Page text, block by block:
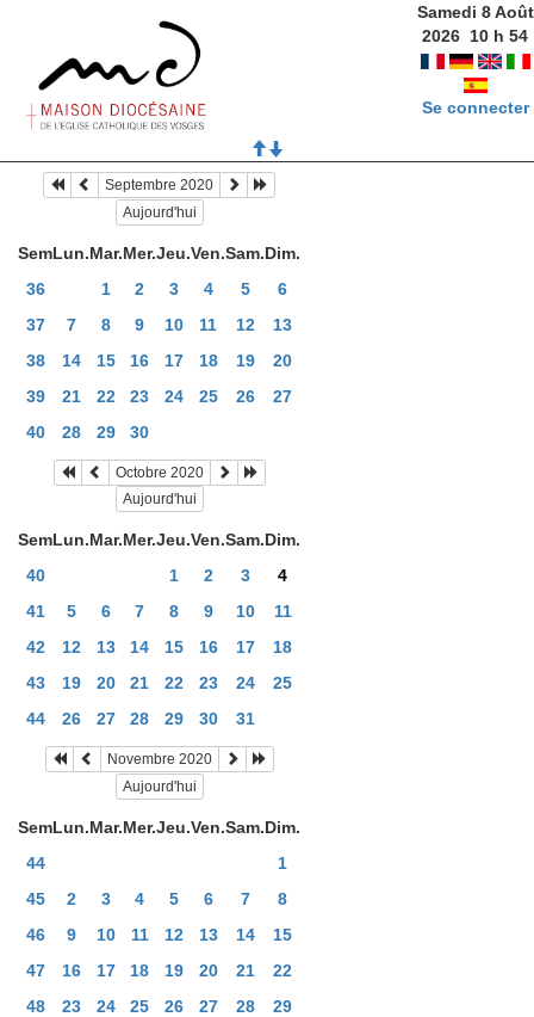
Samedi 8 Août
2026 10 h54
Se connecter
Septembre 2020
Aujourd'hui
SemLun.Mar.Mer.Jeu.Ven.Sam.Dim.
36
1 2 3 4 5
6
37
7 8 9 10 11 12
13
38
14 15 16 17 18 19
20
39
21 22 23 24 25 26
27
40
28 29 30
Octobre 2020
Aujourd'hui
SemLun.Mar.Mer.Jeu.Ven.Sam.Dim.
40
1 2 3
4
41
5 6 7 8 9 10
11
42
12 13 14 15 16 17
18
43
19 20 21 22 23 24
25
44
26 27 28 29 30 31
Novembre 2020
Aujourd'hui
SemLun.Mar.Mer.Jeu.Ven.Sam.Dim.
44
1
45
2 3 4 5 6 7
8
46
9 10 11 12 13 14
15
47
16 17 18 19 20 21
22
48
23 24 25 26 27 28
29